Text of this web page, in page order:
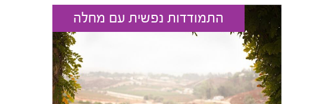
התמודדות נפשית עם מחלה